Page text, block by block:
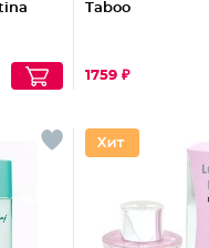
Taboo
1759 ₽